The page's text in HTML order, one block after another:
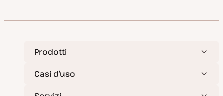
o
a
o
Prodotti
Casi d’uso